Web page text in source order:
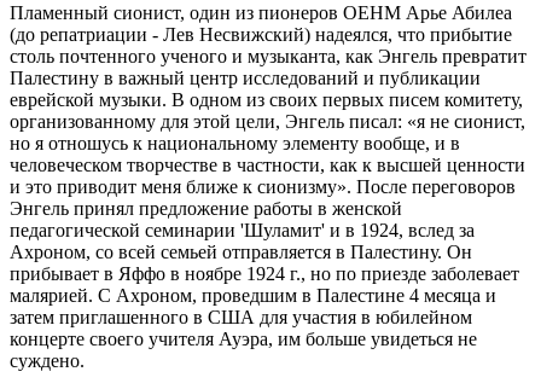
Пламенный сионист, один из пионеров ОЕНМ Арье Абилеа
(до репатриации - Лев Несвижский) надеялся, что прибытие
столь почтенного ученого и музыканта, как Энгель превратит
Палестину в важный центр исследований и публикации
еврейской музыки. В одном из своих первых писем комитету,
организованному для этой цели, Энгель писал: «я не сионист,
но я отношусь к национальному элементу вообще, и в
человеческом творчестве в частности, как к высшей ценности
и это приводит меня ближе к сионизму». После переговоров
Энгель принял предложение работы в женской
педагогической семинарии 'Шуламит' и в 1924, вслед за
Ахроном, со всей семьей отправляется в Палестину. Он
прибывает в Яффо в ноябре 1924 г., но по приезде заболевает
малярией. С Ахроном, проведшим в Палестине 4 месяца и
затем приглашенного в США для участия в юбилейном
концерте своего учителя Ауэра, им больше увидеться не
суждено.